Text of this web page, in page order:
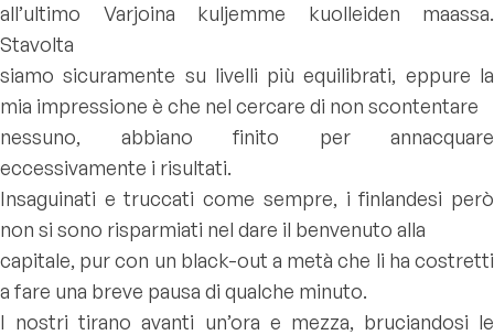
all’ultimo Varjoina kuljemme kuolleiden maassa.
Stavolta
siamo sicuramente su livelli più equilibrati, eppure la
mia impressione è che nel cercare di non scontentare
nessuno, abbiano finito per annacquare
eccessivamente i risultati.
Insaguinati e truccati come sempre, i finlandesi però
non si sono risparmiati nel dare il benvenuto alla
capitale, pur con un black-out a metà che li ha costretti
a fare una breve pausa di qualche minuto.
I nostri tirano avanti un’ora e mezza, bruciandosi le